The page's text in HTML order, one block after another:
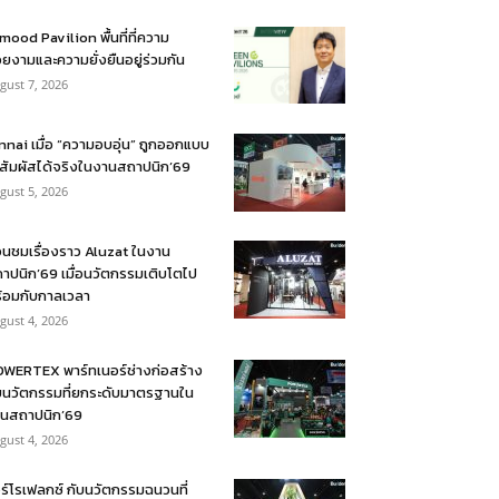
Pavilion พื้นที่ที่ความ
งามและความยั่งยืนอยู่ร่วมกัน
7, 2026
เมื่อ “ความอบอุ่น” ถูกออกแบบ
มผัสได้จริงในงานสถาปนิก’69
5, 2026
ชมเรื่องราว Aluzat ในงาน
ปนิก’69 เมื่อนวัตกรรมเติบโตไป
มกับกาลเวลา
4, 2026
พาร์ทเนอร์ช่างก่อสร้าง
วัตกรรมที่ยกระดับมาตรฐานใน
สถาปนิก’69
4, 2026
โรเฟลกซ์ กับนวัตกรรมฉนวนที่